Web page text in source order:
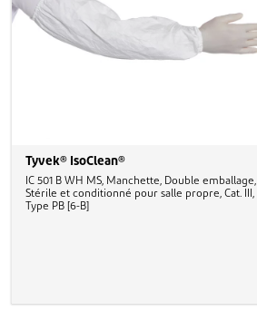
Tyvek® IsoClean®
IC 501 B WH MS, Manchette, Double emballage,
Stérile et conditionné pour salle propre, Cat. III,
Type PB [6-B]